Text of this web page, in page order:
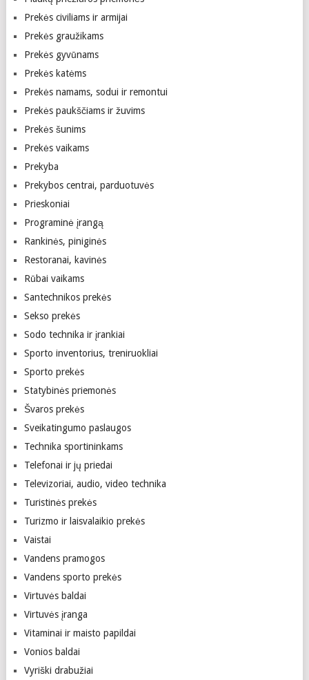
Prekės civiliams ir armijai
Prekės graužikams
Prekės gyvūnams
Prekės katėms
Prekės namams, sodui ir remontui
Prekės paukščiams ir žuvims
Prekės šunims
Prekės vaikams
Prekyba
Prekybos centrai, parduotuvės
Prieskoniai
Programinė įrangą
Rankinės, piniginės
Restoranai, kavinės
Rūbai vaikams
Santechnikos prekės
Sekso prekės
Sodo technika ir įrankiai
Sporto inventorius, treniruokliai
Sporto prekės
Statybinės priemonės
Švaros prekės
Sveikatingumo paslaugos
Technika sportininkams
Telefonai ir jų priedai
Televizoriai, audio, video technika
Turistinės prekės
Turizmo ir laisvalaikio prekės
Vaistai
Vandens pramogos
Vandens sporto prekės
Virtuvės baldai
Virtuvės įranga
Vitaminai ir maisto papildai
Vonios baldai
Vyriški drabužiai